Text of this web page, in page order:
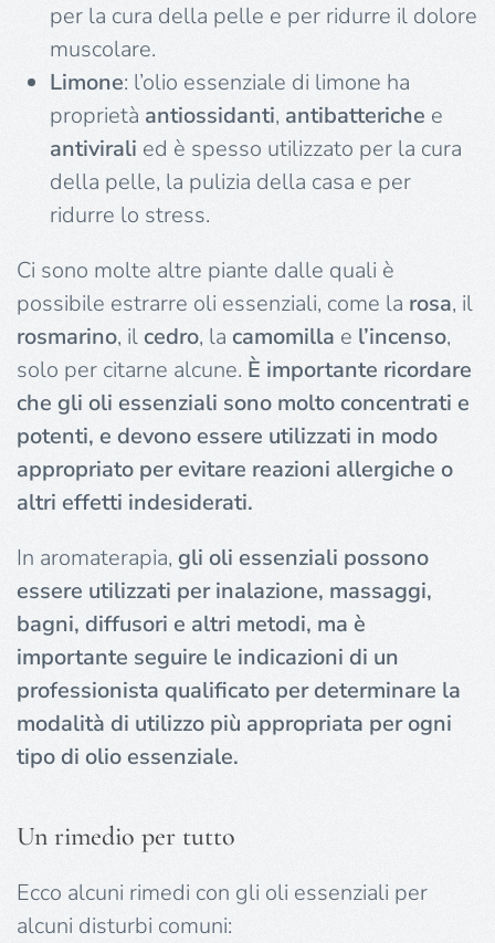
per la cura della pelle e per ridurre il dolore
muscolare.
Limone: l’olio essenziale di limone ha
proprietà antiossidanti, antibatteriche e
antivirali ed è spesso utilizzato per la cura
della pelle, la pulizia della casa e per
ridurre lo stress.
Ci sono molte altre piante dalle quali è
possibile estrarre oli essenziali, come la rosa, il
rosmarino, ilcedro, la camomilla e l’incenso,
solo per citarne alcune. È importante ricordare
che gli oli essenziali sono molto concentrati e
potenti, e devono essere utilizzati in modo
appropriato per evitare reazioni allergiche o
altri effetti indesiderati.
In aromaterapia, gli oli essenziali possono
essere utilizzati per inalazione, massaggi,
bagni, diffusori e altri metodi, ma è
importante seguire le indicazioni di un
professionista qualificato per determinare la
modalità di utilizzo più appropriata per ogni
tipo di olio essenziale.
Un rimedio per tutto
Ecco alcuni rimedi con gli oli essenziali per
alcuni disturbi comuni: